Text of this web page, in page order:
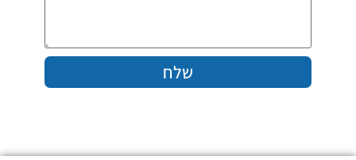
שלח